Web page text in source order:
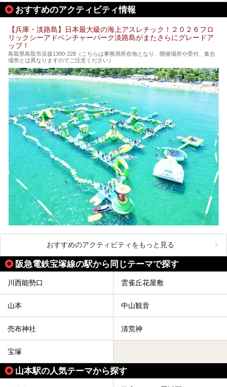
おすすめのアクティビティ情報
【兵庫・淡路島】日本最大級の海上アスレチック！２０２６フロ
リックシーアドベンチャーパーク淡路島がまたさらにグレードア
ップ！
鳥取県鳥取市浜坂1390‐228（こちらは事務局所在地となり、開催場所や受付、集合
場所とは異なりますのでご注意ください）
おすすめのアクティビティをもっと見る
阪急電鉄宝塚線の駅から同じテーマで探す
川西能勢口 雲雀丘花屋敷
山本 中山観音
売布神社 清荒神
宝塚
山本駅の人気テーマから探す